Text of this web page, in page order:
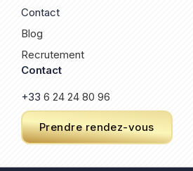
Contact
Blog
Recrutement
Contact
+33 6 24 24 80 96
Prendre rendez-vous